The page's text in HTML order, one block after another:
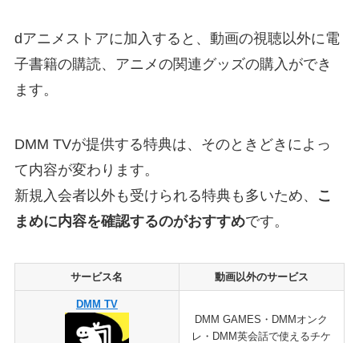
dアニメストアに加入すると、動画の視聴以外に電
子書籍の購読、アニメの関連グッズの購入ができ
ます。
DMM TVが提供する特典は、そのときどきによっ
て内容が変わります。
新規入会者以外も受けられる特典も多いため、
こ
まめに内容を確認するのがおすすめです。
サービス名 動画以外のサービス
DMM TV
DMM GAMES・DMMオンク
レ・DMM英会話で使えるチケ